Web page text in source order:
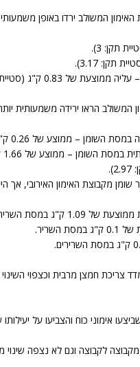
האימון המשולב ירדו באופן
ק"ג (סטיית תקן: 2.32).
המשולב הראו ירידה משמעותית
ממוצע של 0.26 ק"ג (סטיית תקן:2.16).
– ממוצע של 1.66 ק"ג(סטיית תקן: 2.67).
האימון האירובי, אך היא גם השקיעה
ק"ג במסת השריר.
צריכת חמצן מרבית וכצפוי
אימוני כוח והצביעו על יעילותו
לקבוצה וגם לא נצפה